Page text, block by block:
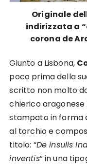
Originale
indirizzata a
corona de
Giunto a Lisbona,
poco prima della
scritto non molto
chierico aragonese
stampato in forma
al torchio e
titolo: “De insulis
inventis” in una